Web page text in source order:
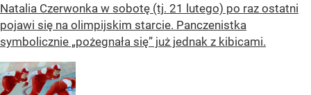
Natalia Czerwonka w sobotę (tj. 21 lutego) po raz ostatni
pojawi się na olimpijskim starcie. Panczenistka
symbolicznie „pożegnała się” już jednak z kibicami.